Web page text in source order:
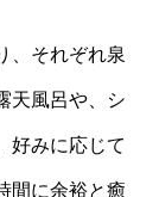
、それぞれ泉
天風呂や、シ
好みに応じて
間に余裕と癒